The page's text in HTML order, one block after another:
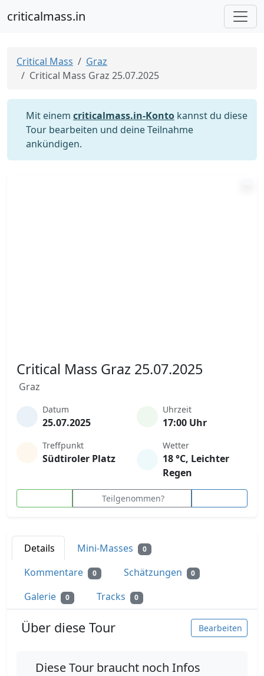
criticalmass.in
Critical Mass
Graz
Critical Mass Graz 25.07.2025
Mit einem criticalmass.in-Konto kannst du diese
Tour bearbeiten und deine Teilnahme
ankündigen.
Critical Mass Graz 25.07.2025
Graz
Datum
25.07.2025
Uhrzeit
17:00 Uhr
Treffpunkt
Südtiroler Platz
Wetter
18 °C, Leichter
Regen
Teilgenommen?
Details Mini-Masses 0
Kommentare 0 Schätzungen 0
Galerie 0 Tracks 0
Über diese Tour Bearbeiten
Diese Tour braucht noch Infos